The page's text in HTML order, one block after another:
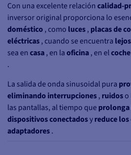
Con una excelente relacióncalidad-
inversor original proporciona lo
doméstico, como luces, placas de
eléctricas, cuando se encuentra
sea encasa, en laoficina, en elcoche
.
La salida de onda sinusoidal pura
eliminandointerrupciones, ruidoso
las pantallas, al tiempo que
dispositivos conectadosyreducelos
adaptadores.